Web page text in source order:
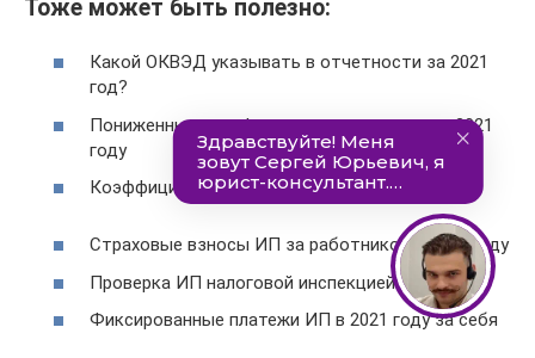
Тоже может быть полезно:
Какой ОКВЭД указывать в отчетности за 2021
год?
Пониженные тарифы страховых взносов в 2021
году
Коэффициент-дефлятор на УСН на 2021 год
Страховые взносы ИП за работников в 2021 году
Проверка ИП налоговой инспекцией
Фиксированные платежи ИП в 2021 году за себя